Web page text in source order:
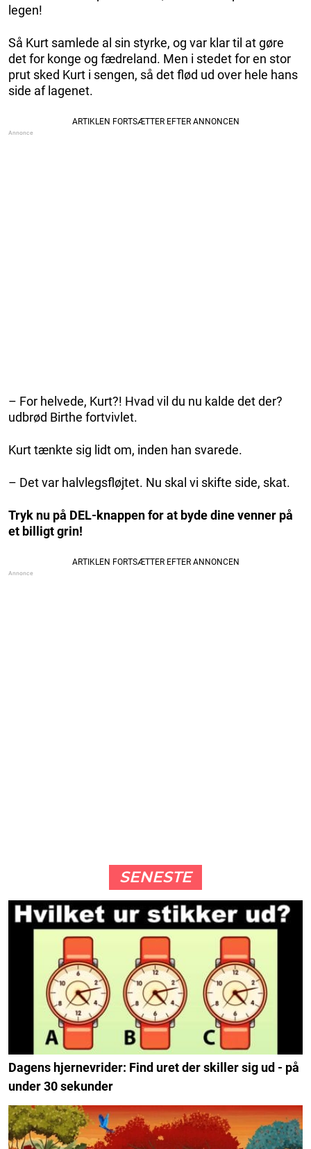
legen!
Så Kurt samlede al sin styrke, og var klar til at gøre
det for konge og fædreland. Men i stedet for en stor
prut sked Kurt i sengen, så det flød ud over hele hans
side af lagenet.
– For helvede, Kurt?! Hvad vil du nu kalde det der?
udbrød Birthe fortvivlet.
Kurt tænkte sig lidt om, inden han svarede.
– Det var halvlegsfløjtet. Nu skal vi skifte side, skat.
Tryk nu på DEL-knappen for at byde dine venner på
et billigt grin!
SENESTE
Dagens hjernevrider: Find uret der skiller sig ud - på
under 30 sekunder